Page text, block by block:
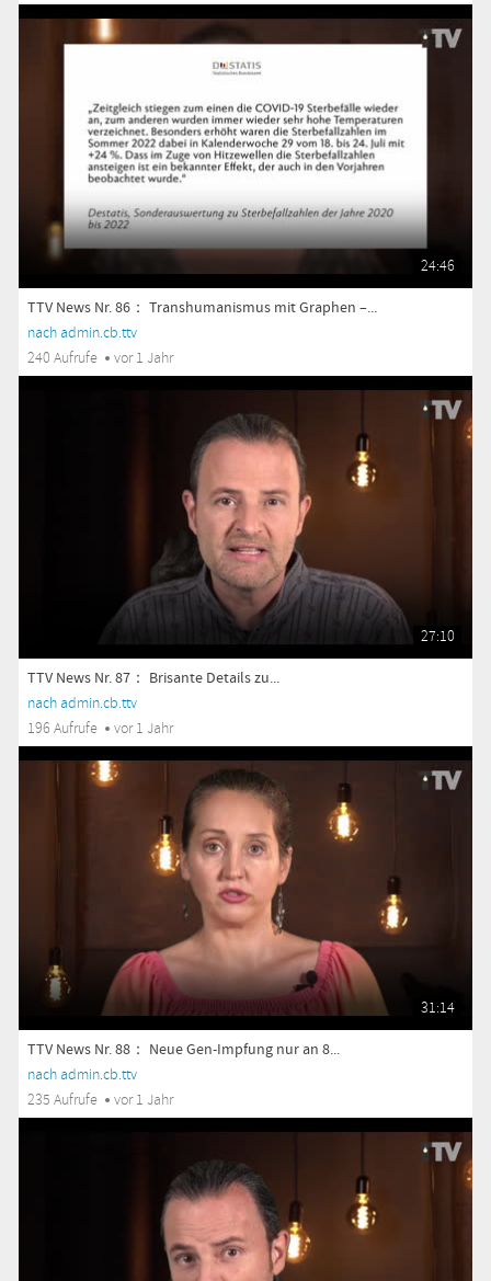
24:46
TTV News Nr. 86： Transhumanismus mit Graphen –...
nach admin.cb.ttv
240 Aufrufe
vor 1 Jahr
27:10
TTV News Nr. 87： Brisante Details zu...
nach admin.cb.ttv
196 Aufrufe
vor 1 Jahr
31:14
TTV News Nr. 88： Neue Gen-Impfung nur an 8...
nach admin.cb.ttv
235 Aufrufe
vor 1 Jahr